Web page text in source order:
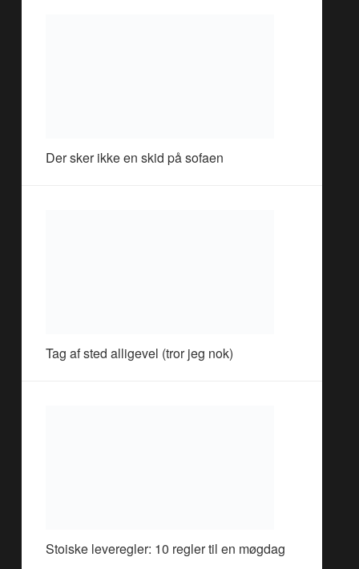
Der sker ikke en skid på sofaen
Tag af sted alligevel (tror jeg nok)
Stoiske leveregler: 10 regler til en møgdag